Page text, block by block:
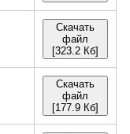
Скачать
файл
[323.2 Кб]
Скачать
файл
[177.9 Кб]